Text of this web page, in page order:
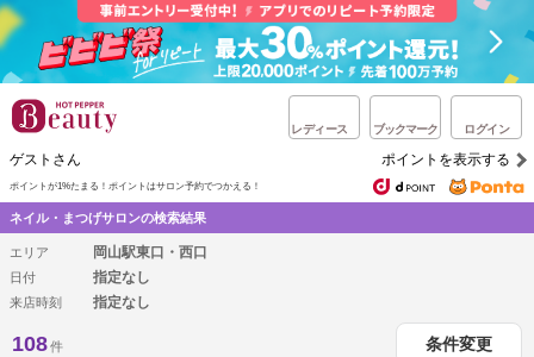
レディース ブックマーク ログイン
ゲストさん ポイントを表示する
ポイントが1%たまる！ ポイントはサロン予約でつかえる！
ネイル・まつげサロンの検索結果
エリア 岡山駅東口・西口
日付 指定なし
来店時刻 指定なし
108件 条件変更